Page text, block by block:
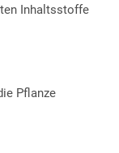
Inhaltsstoffe
Pflanze